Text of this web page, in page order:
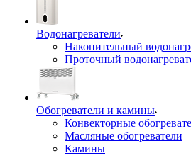
Водонагреватели
Накопительный
Проточный
Обогреватели и камины
Конвекторные
Масляные обогреватели
Камины